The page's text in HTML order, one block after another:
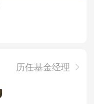
历任基金经理